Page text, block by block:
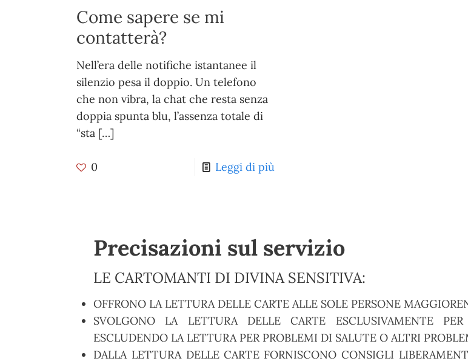
Come sapere se mi
contatterà?
Nell’era delle notifiche istantanee il
silenzio pesa il doppio. Un telefono
che non vibra, la chat che resta senza
doppia spunta blu, l’assenza totale di
“sta[…]
0 Leggi di più
Precisazioni sul servizio
LE CARTOMANTI DI DIVINA SENSITIVA:
OFFRONO LA LETTURA DELLE CARTE ALLE SOLE PERSONE
SVOLGONO LA LETTURA DELLE CARTE ESCLUSIVAMENTE
ESCLUDENDO LA LETTURA PER PROBLEMI DI SALUTE O ALTRI
DALLA LETTURA DELLE CARTE FORNISCONO CONSIGLI